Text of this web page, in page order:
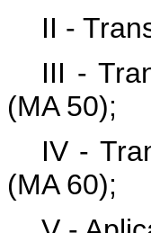
II -
III -
(MA 50);
IV -
(MA 60);